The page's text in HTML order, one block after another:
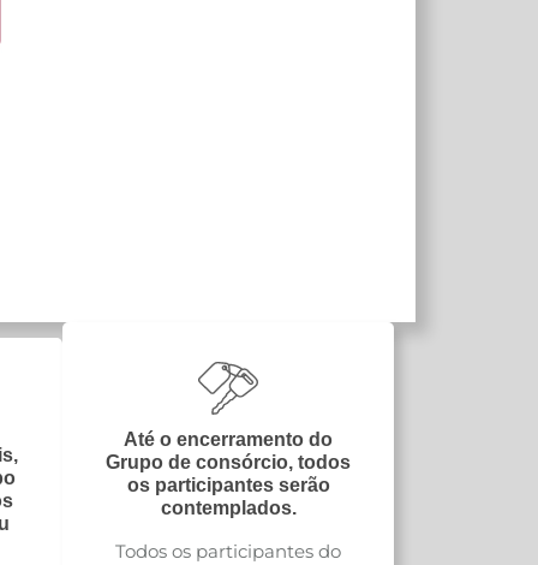
Até o encerramento do
Grupo de consórcio, todos
os participantes serão
contemplados.
Todos os participantes do